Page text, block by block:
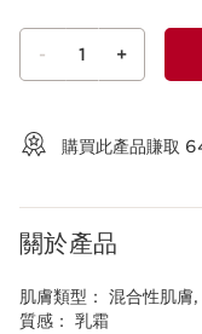
- 1 +
購買此產品賺取
關於產品
肌膚類型： 混合性肌膚
質感： 乳霜